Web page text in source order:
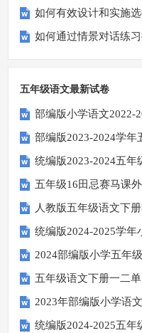
如何有效设计和实施
如何通过情景对话练
五年级语文最新试卷
部编版小学语文2022-
部编版2023-2024学年
统编版2023-2024五年
五年级16田忌赛马课
人教版五年级语文下
统编版2024-2025学年
2024部编版小学五年
五年级语文下册一二
2023年部编版小学语
统编版2024-2025五年